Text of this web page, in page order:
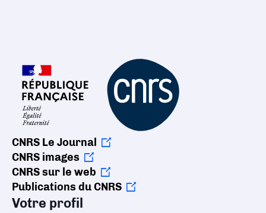
CNRS Le Journal
CNRS images
CNRS sur le web
Publications du CNRS
Votre profil